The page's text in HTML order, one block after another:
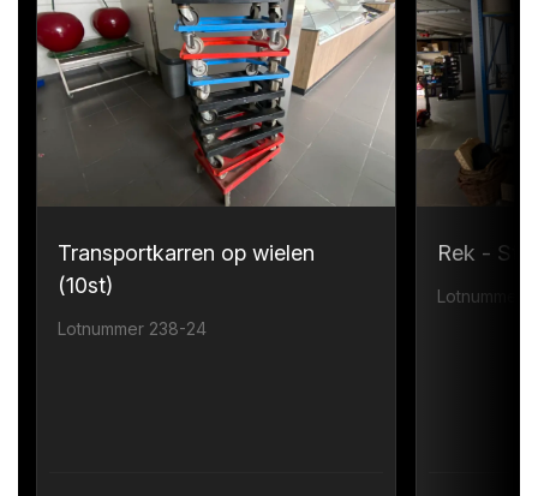
Transportkarren op wielen
(10st)
Lotnummer 238-24
Rek -
Lotnummer